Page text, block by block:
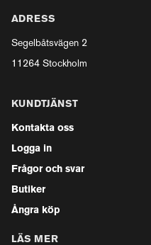
ADRESS
Segelbåtsvägen 2
11264 Stockholm
KUNDTJÄNST
Kontakta oss
Logga in
Frågor och svar
Butiker
Ångra köp
LÄS MER